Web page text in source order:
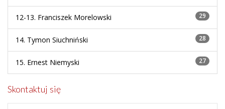
12-13. Franciszek Morelowski 29
14. Tymon Siuchniński 28
15. Ernest Niemyski 27
Skontaktuj się